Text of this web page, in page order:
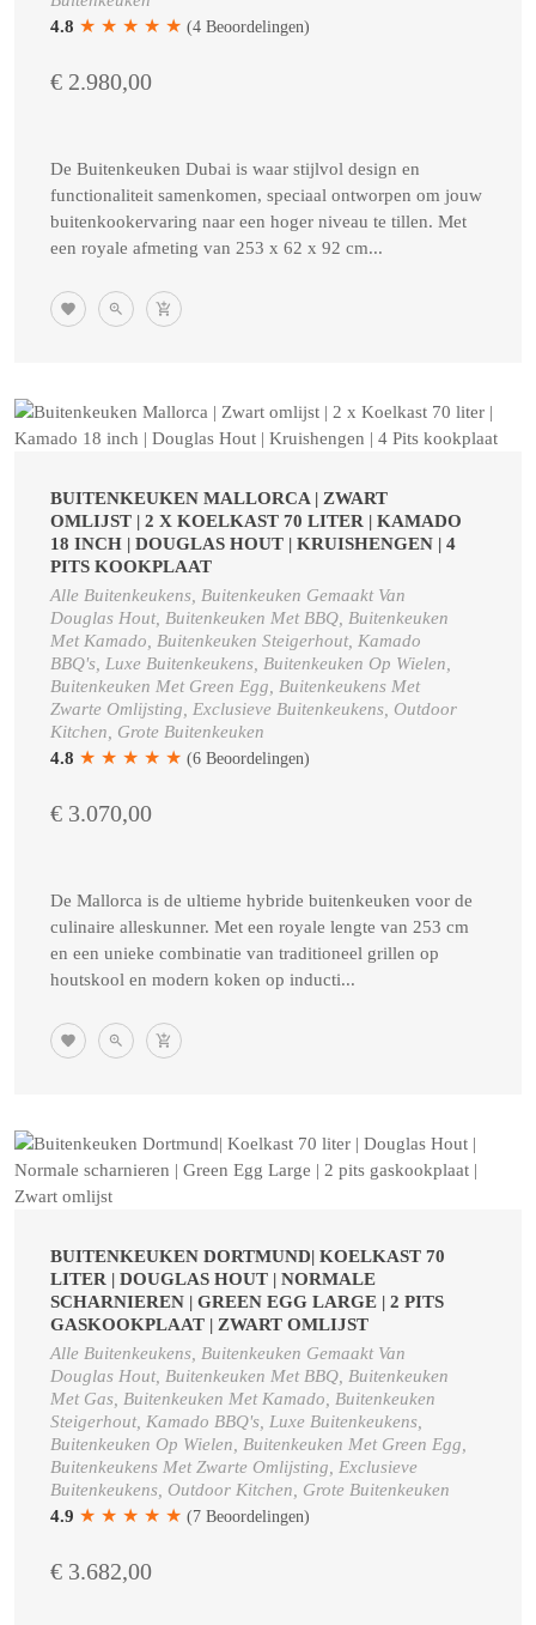
4.8 ★ ★ ★ ★ ★ (4 Beoordelingen)
€ 2.980,00
De Buitenkeuken Dubai is waar stijlvol design en
functionaliteit samenkomen, speciaal ontworpen om jouw
buitenkookervaring naar een hoger niveau te tillen. Met
een royale afmeting van 253 x 62 x 92 cm...
BUITENKEUKEN MALLORCA | ZWART
OMLIJST | 2 X KOELKAST 70 LITER | KAMADO
18 INCH | DOUGLAS HOUT | KRUISHENGEN | 4
PITS KOOKPLAAT
Alle Buitenkeukens, Buitenkeuken Gemaakt Van
Douglas Hout, Buitenkeuken Met BBQ, Buitenkeuken
Met Kamado, Buitenkeuken Steigerhout, Kamado
BBQ's, Luxe Buitenkeukens, Buitenkeuken Op Wielen,
Buitenkeuken Met Green Egg, Buitenkeukens Met
Zwarte Omlijsting, Exclusieve Buitenkeukens, Outdoor
Kitchen, Grote Buitenkeuken
4.8 ★ ★ ★ ★ ★ (6 Beoordelingen)
€ 3.070,00
De Mallorca is de ultieme hybride buitenkeuken voor de
culinaire alleskunner. Met een royale lengte van 253 cm
en een unieke combinatie van traditioneel grillen op
houtskool en modern koken op inducti...
BUITENKEUKEN DORTMUND| KOELKAST 70
LITER | DOUGLAS HOUT | NORMALE
SCHARNIEREN | GREEN EGG LARGE | 2 PITS
GASKOOKPLAAT | ZWART OMLIJST
Alle Buitenkeukens, Buitenkeuken Gemaakt Van
Douglas Hout, Buitenkeuken Met BBQ, Buitenkeuken
Met Gas, Buitenkeuken Met Kamado, Buitenkeuken
Steigerhout, Kamado BBQ's, Luxe Buitenkeukens,
Buitenkeuken Op Wielen, Buitenkeuken Met Green Egg,
Buitenkeukens Met Zwarte Omlijsting, Exclusieve
Buitenkeukens, Outdoor Kitchen, Grote Buitenkeuken
4.9 ★ ★ ★ ★ ★ (7 Beoordelingen)
€ 3.682,00